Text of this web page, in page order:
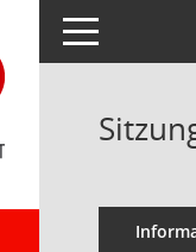
Toggle navigation